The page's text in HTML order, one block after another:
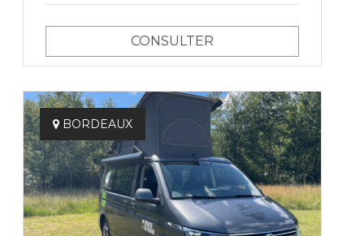
CONSULTER
BORDEAUX